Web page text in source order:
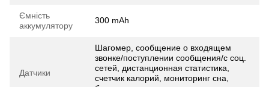
Ємність
аккумулятору
300 mAh
Датчики
Шагомер, сообщение о входящем
звонке/поступлении сообщения/с соц.
сетей, дистанционная статистика,
счетчик калорий, мониторинг сна,